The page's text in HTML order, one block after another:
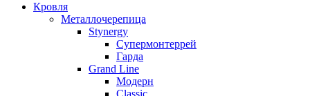
Кровля
Металлочерепица
Stynergy
Супермонтеррей
Гарда
Grand Line
Модерн